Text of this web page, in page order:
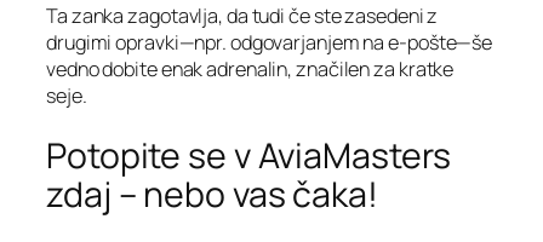
Ta zanka zagotavlja, da tudi če ste zasedeni z
drugimi opravki—npr. odgovarjanjem na e‑pošte—še
vedno dobite enak adrenalin, značilen za kratke
seje.
Potopite se v AviaMasters
zdaj – nebo vas čaka!